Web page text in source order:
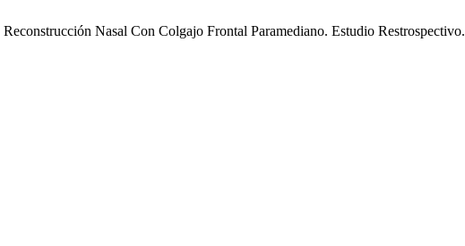
Nasal Con Colgajo Frontal Paramediano. Estudio Restrospectivo.